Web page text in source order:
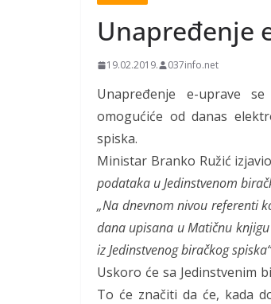
Unapređenje
19.02.2019. 037info.net
Unapređenje e-uprave se
omogućiće od danas
spiska.
Ministar Branko Ružić
podataka u Jedinstvenom
„Na dnevnom nivou referenti
dana upisana u Matičnu
iz Jedinstvenog biračkog
Uskoro će sa Jedinstvenim
To će značiti da će, kada